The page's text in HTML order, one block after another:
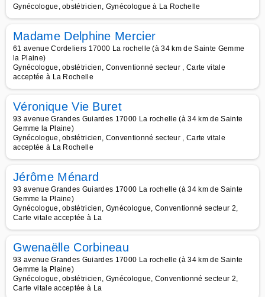
Gynécologue, obstétricien, Gynécologue à La Rochelle
Madame Delphine Mercier
61 avenue Cordeliers 17000 La rochelle (à 34 km de Sainte Gemme
la Plaine)
Gynécologue, obstétricien, Conventionné secteur , Carte vitale
acceptée à La Rochelle
Véronique Vie Buret
93 avenue Grandes Guiardes 17000 La rochelle (à 34 km de Sainte
Gemme la Plaine)
Gynécologue, obstétricien, Conventionné secteur , Carte vitale
acceptée à La Rochelle
Jérôme Ménard
93 avenue Grandes Guiardes 17000 La rochelle (à 34 km de Sainte
Gemme la Plaine)
Gynécologue, obstétricien, Gynécologue, Conventionné secteur 2,
Carte vitale acceptée à La
Gwenaëlle Corbineau
93 avenue Grandes Guiardes 17000 La rochelle (à 34 km de Sainte
Gemme la Plaine)
Gynécologue, obstétricien, Gynécologue, Conventionné secteur 2,
Carte vitale acceptée à La